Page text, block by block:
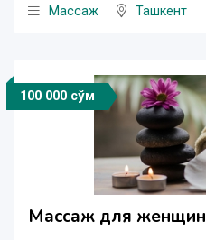
Массаж
Ташкент
100 000 сўм
Массаж для женщин